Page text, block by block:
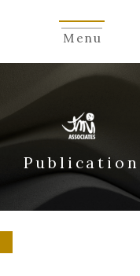
Menu
Publication